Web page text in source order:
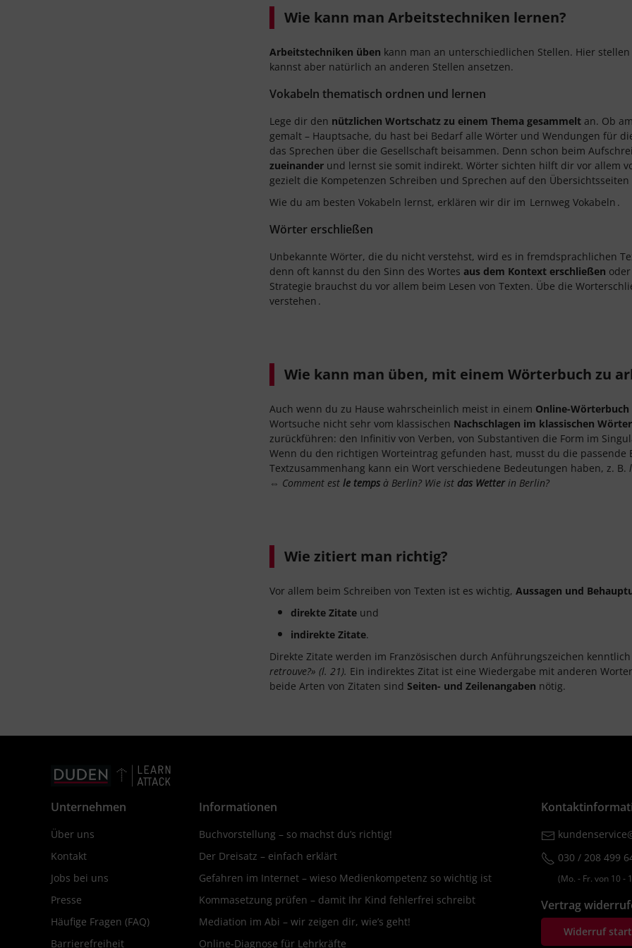
Wie kann man Arbeitstechniken lernen?
Arbeitstechniken üben kann man an unterschiedlichen Stellen. Hier
kannst aber natürlich an anderen Stellen ansetzen.
Vokabeln thematisch ordnen und lernen
Lege dir den nützlichen Wortschatz zu einem Thema gesammelt an. Ob
gemalt – Hauptsache, du hast bei Bedarf alle Wörter und Wendungen für
das Sprechen über die Gesellschaft beisammen. Denn schon beim
zueinander und lernst sie somit indirekt. Wörter sichten hilft dir vor allem
gezielt die Kompetenzen Schreiben und Sprechen auf den Übersichtsseiten
Wie du am besten Vokabeln lernst, erklären wir dir im Lernweg Vokabeln .
Wörter erschließen
Unbekannte Wörter, die du nicht verstehst, wird es in fremdsprachlichen
denn oft kannst du den Sinn des Wortes aus dem Kontext erschließen
Strategie brauchst du vor allem beim Lesen von Texten. Übe die
verstehen .
Wie kann man üben, mit einem Wörterbuch zu
Auch wenn du zu Hause wahrscheinlich meist in einem Online-Wörterbuch
Wortsuche nicht sehr vom klassischen Nachschlagen im klassischen
zurückführen: den Infinitiv von Verben, von Substantiven die Form im
Wenn du den richtigen Worteintrag gefunden hast, musst du die
Textzusammenhang kann ein Wort verschiedene Bedeutungen haben, z. B.
⇔ Comment est le temps à Berlin? Wie ist das Wetterin Berlin?
Wie zitiert man richtig?
Vor allem beim Schreiben von Texten ist es wichtig, Aussagen und
direkte Zitate und
indirekte Zitate.
Direkte Zitate werden im Französischen durch Anführungszeichen
retrouve?» (l. 21). Ein indirektes Zitat ist eine Wiedergabe mit anderen
beide Arten von Zitaten sind Seiten- und Zeilenangaben nötig.
Unternehmen
Über uns
Kontakt
Jobs bei uns
Presse
Häufige Fragen (FAQ)
Barrierefreiheit
Informationen
Buchvorstellung – so machst du’s richtig!
Der Dreisatz – einfach erklärt
Gefahren im Internet – wieso Medienkompetenz so wichtig ist
Kommasetzung prüfen – damit Ihr Kind fehlerfrei schreibt
Mediation im Abi – wir zeigen dir, wie’s geht!
Online-Diagnose für Lehrkräfte
030 / 208 499
(Mo. ‐ Fr. von 10 ‐
Vertrag
Widerruf